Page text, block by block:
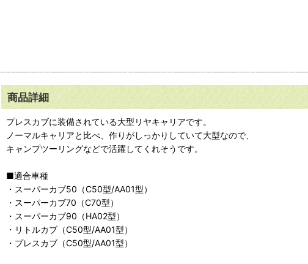
商品詳細
プレスカブに装備されている大型リヤキャリアです。
ノーマルキャリアと比べ、作りがしっかりしていて大型なので、
キャンプツーリングなどで活躍してくれそうです。
■適合車種
・スーパーカブ50（C50型/AA01型）
・スーパーカブ70（C70型）
・スーパーカブ90（HA02型）
・リトルカブ（C50型/AA01型）
・プレスカブ（C50型/AA01型）